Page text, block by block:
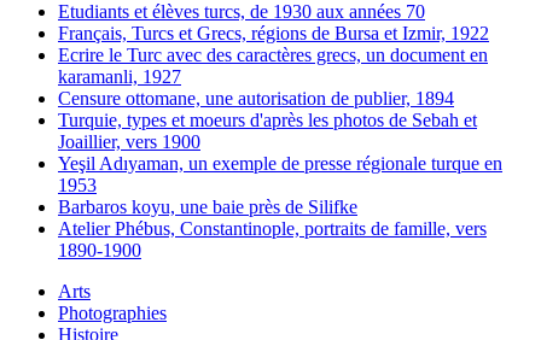
Etudiants et élèves turcs, de 1930 aux années 70
Français, Turcs et Grecs, régions de Bursa et Izmir, 1922
Ecrire le Turc avec des caractères grecs, un document en
karamanli, 1927
Censure ottomane, une autorisation de publier, 1894
Turquie, types et moeurs d'après les photos de Sebah et
Joaillier, vers 1900
Yeşil Adıyaman, un exemple de presse régionale turque en
1953
Barbaros koyu, une baie près de Silifke
Atelier Phébus, Constantinople, portraits de famille, vers
1890-1900
Arts
Photographies
Histoire